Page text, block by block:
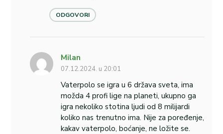
ODGOVORI
Milan
07.12.2024. u 20:01
Vaterpolo se igra u 6 država sveta, ima
možda 4 profi lige na planeti, ukupno ga
igra nekoliko stotina ljudi od 8 milijardi
koliko nas trenutno ima. Nije za poređenje,
kakav vaterpolo, boćanje, ne ložite se.